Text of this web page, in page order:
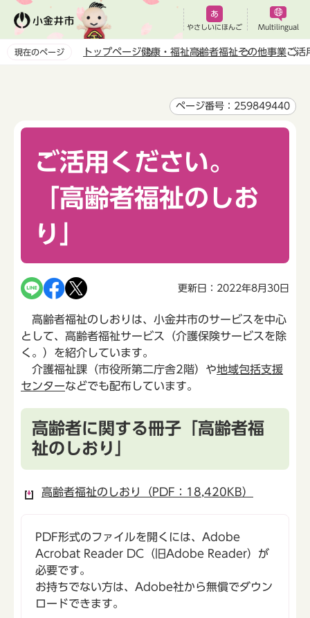
ペ
やさしいにほんご Multilingual
現在のページ トップページ健康・福祉高齢者福祉その他事業ご活
ページ番号：259849440
ご活用ください。
「高齢者福祉のしお
り」
更新日：2022年8月30日
高齢者福祉のしおりは、小金井市のサービスを中心
として、高齢者福祉サービス（介護保険サービスを除
く。）を紹介しています。
介護福祉課（市役所第二庁舎2階）や地域包括支援
センターなどでも配布しています。
高齢者に関する冊子「高齢者福
祉のしおり」
高齢者福祉のしおり（PDF：18,420KB）
PDF形式のファイルを開くには、Adobe
Acrobat Reader DC（旧Adobe Reader）が
必要です。
お持ちでない方は、Adobe社から無償でダウン
ロードできます。